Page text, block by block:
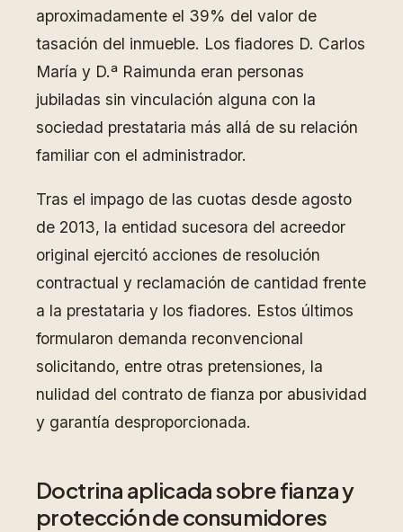
aproximadamente el 39% del valor de
tasación del inmueble. Los fiadores D. Carlos
María y D.ª Raimunda eran personas
jubiladas sin vinculación alguna con la
sociedad prestataria más allá de su relación
familiar con el administrador.
Tras el impago de las cuotas desde agosto
de 2013, la entidad sucesora del acreedor
original ejercitó acciones de resolución
contractual y reclamación de cantidad frente
a la prestataria y los fiadores. Estos últimos
formularon demanda reconvencional
solicitando, entre otras pretensiones, la
nulidad del contrato de fianza por abusividad
y garantía desproporcionada.
Doctrina aplicada sobre fianza y
protección de consumidores